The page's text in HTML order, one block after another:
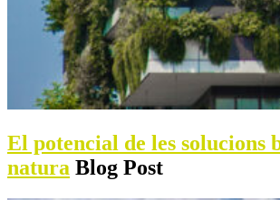
El potencial de les solucions
natura Blog Post